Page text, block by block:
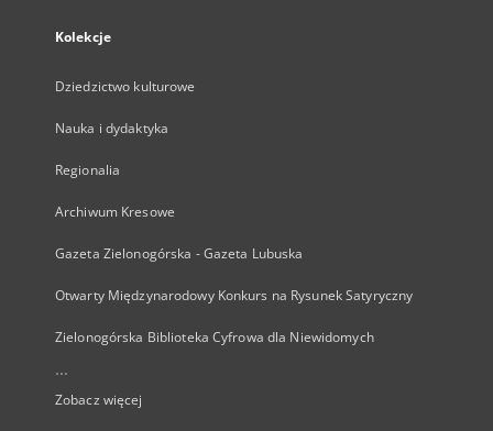
Kolekcje
Dziedzictwo kulturowe
Nauka i dydaktyka
Regionalia
Archiwum Kresowe
Gazeta Zielonogórska - Gazeta Lubuska
Otwarty Międzynarodowy Konkurs na Rysunek Satyryczny
Zielonogórska Biblioteka Cyfrowa dla Niewidomych
...
Zobacz więcej